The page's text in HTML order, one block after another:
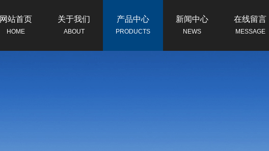
网站首页
HOME
关于我们
ABOUT
产品中心
PRODUCTS
新闻中心
NEWS
在线留言
MESSAGE